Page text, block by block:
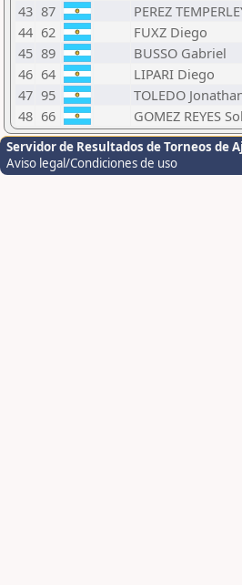
43 87 PEREZ
44 62 FUXZ Diego
45 89 BUSSO Gabriel
46 64 LIPARI Diego
47 95 TOLEDO
48 66 GOMEZ REYES
Servidor de Resultados de Torneos de
Aviso legal/Condiciones de uso